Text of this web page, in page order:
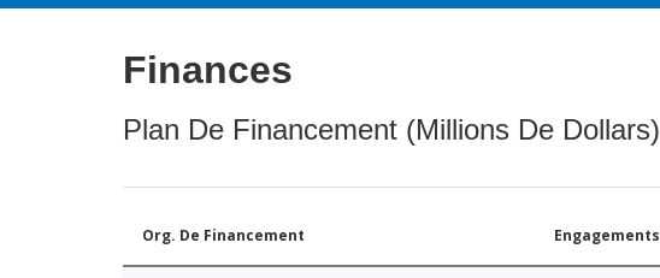
Finances
Plan De Financement (Millions De Dollars)
Org. De Financement Engagements